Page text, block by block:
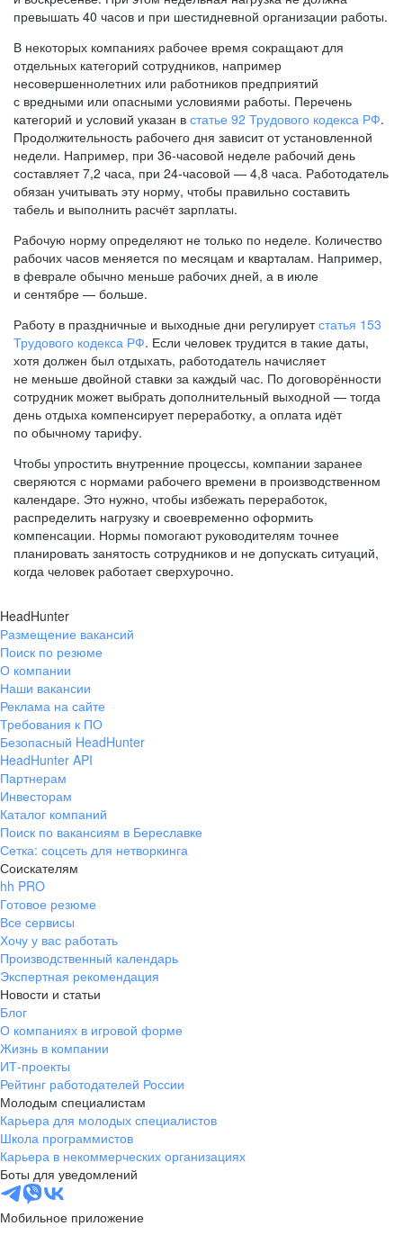
превышать 40 часов и при шестидневной организации работы.
В некоторых компаниях рабочее время сокращают для
отдельных категорий сотрудников, например
несовершеннолетних или работников предприятий
с вредными или опасными условиями работы. Перечень
категорий и условий указан в статье 92 Трудового кодекса РФ.
Продолжительность рабочего дня зависит от установленной
недели. Например, при 36-часовой неделе рабочий день
составляет 7,2 часа, при 24-часовой — 4,8 часа. Работодатель
обязан учитывать эту норму, чтобы правильно составить
табель и выполнить расчёт зарплаты.
Рабочую норму определяют не только по неделе. Количество
рабочих часов меняется по месяцам и кварталам. Например,
в феврале обычно меньше рабочих дней, а в июле
и сентябре — больше.
Работу в праздничные и выходные дни регулируетстатья 153
Трудового кодекса РФ. Если человек трудится в такие даты,
хотя должен был отдыхать, работодатель начисляет
не меньше двойной ставки за каждый час. По договорённости
сотрудник может выбрать дополнительный выходной — тогда
день отдыха компенсирует переработку, а оплата идёт
по обычному тарифу.
Чтобы упростить внутренние процессы, компании заранее
сверяются с нормами рабочего времени в производственном
календаре. Это нужно, чтобы избежать переработок,
распределить нагрузку и своевременно оформить
компенсации. Нормы помогают руководителям точнее
планировать занятость сотрудников и не допускать ситуаций,
когда человек работает сверхурочно.
HeadHunter
Размещение вакансий
Поиск по резюме
О компании
Наши вакансии
Реклама на сайте
Требования к ПО
Безопасный HeadHunter
HeadHunter API
Партнерам
Инвесторам
Каталог компаний
Поиск по вакансиям в Береславке
Сетка: соцсеть для нетворкинга
Соискателям
hh PRO
Готовое резюме
Все сервисы
Хочу у вас работать
Производственный календарь
Экспертная рекомендация
Новости и статьи
Блог
О компаниях в игровой форме
Жизнь в компании
ИТ-проекты
Рейтинг работодателей России
Молодым специалистам
Карьера для молодых специалистов
Школа программистов
Карьера в некоммерческих организациях
Боты для уведомлений
Мобильное приложение